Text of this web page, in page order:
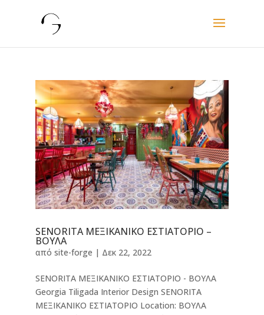
SENORITA ΜΕΞΙΚΑΝΙΚΟ ΕΣΤΙΑΤΟΡΙΟ –
ΒΟΥΛΑ
από site-forge | Δεκ 22, 2022
SENORITA ΜΕΞΙΚΑΝΙΚΟ ΕΣΤΙΑΤΟΡΙΟ - ΒΟΥΛΑ
Georgia Tiligada Interior Design SENORITA
ΜΕΞΙΚΑΝΙΚΟ ΕΣΤΙΑΤΟΡΙΟ Location: ΒΟΥΛΑ